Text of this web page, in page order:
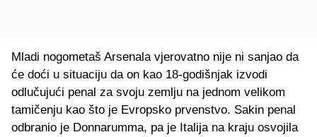
Mladi nogometaš Arsenala vjerovatno nije ni sanjao da
će doći u situaciju da on kao 18-godišnjak izvodi
odlučujući penal za svoju zemlju na jednom velikom
tamičenju kao što je Evropsko prvenstvo. Sakin penal
odbranio je Donnarumma, pa je Italija na kraju osvojila